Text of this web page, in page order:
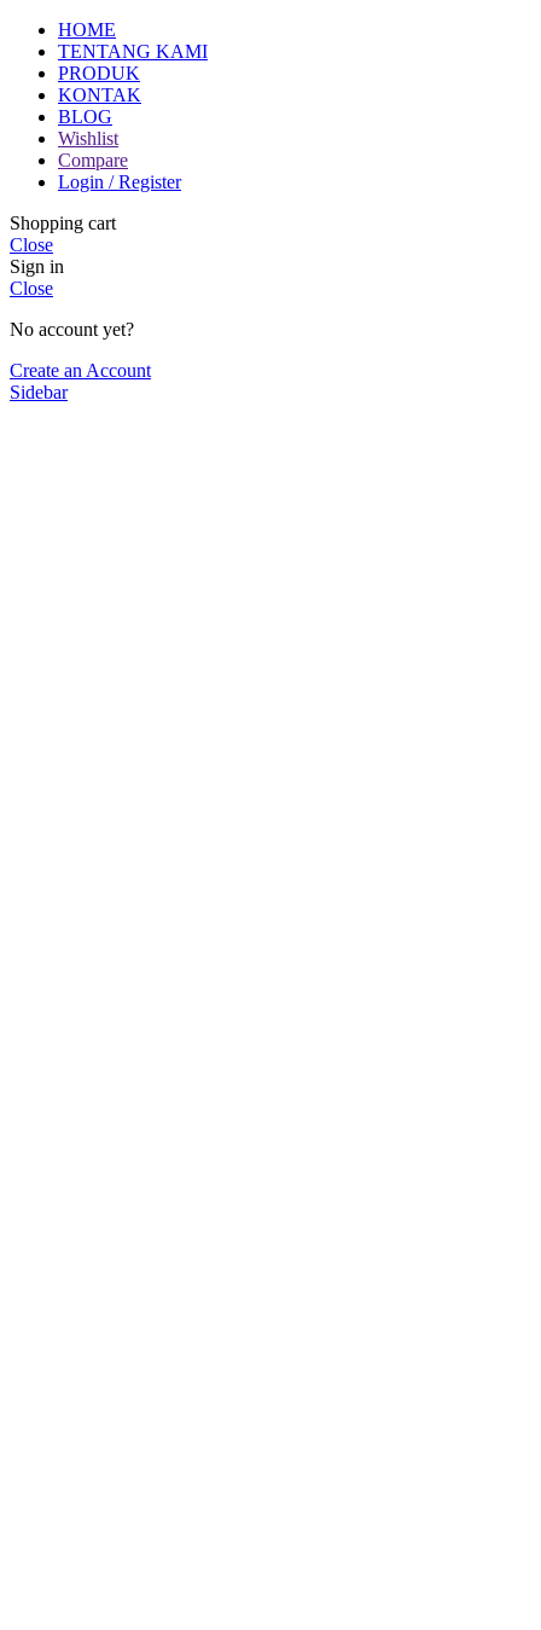
HOME
TENTANG KAMI
PRODUK
KONTAK
BLOG
Wishlist
Compare
Login / Register
Shopping cart
Close
Sign in
Close
No account yet?
Create an Account
Sidebar